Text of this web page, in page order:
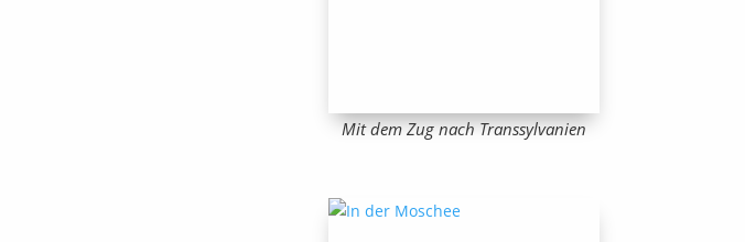
Mit dem Zug nach Transsylvanien